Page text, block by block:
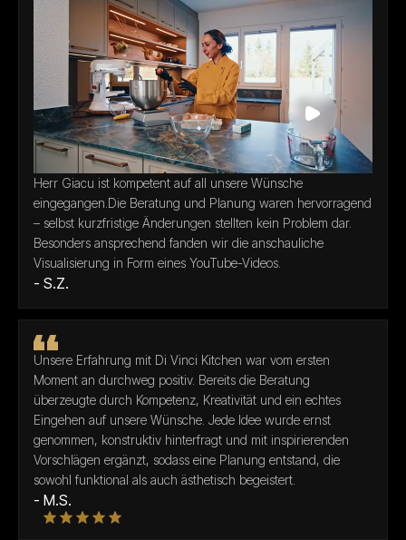
Herr Giacu ist kompetent auf all unsere Wünsche
eingegangen.Die Beratung und Planung waren hervorragend
– selbst kurzfristige Änderungen stellten kein Problem dar.
Besonders ansprechend fanden wir die anschauliche
Visualisierung in Form eines YouTube-Videos.
- S.Z.
Unsere Erfahrung mit Di Vinci Kitchen war vom ersten
Moment an durchweg positiv. Bereits die Beratung
überzeugte durch Kompetenz, Kreativität und ein echtes
Eingehen auf unsere Wünsche. Jede Idee wurde ernst
genommen, konstruktiv hinterfragt und mit inspirierenden
Vorschlägen ergänzt, sodass eine Planung entstand, die
sowohl funktional als auch ästhetisch begeistert.
- M.S.